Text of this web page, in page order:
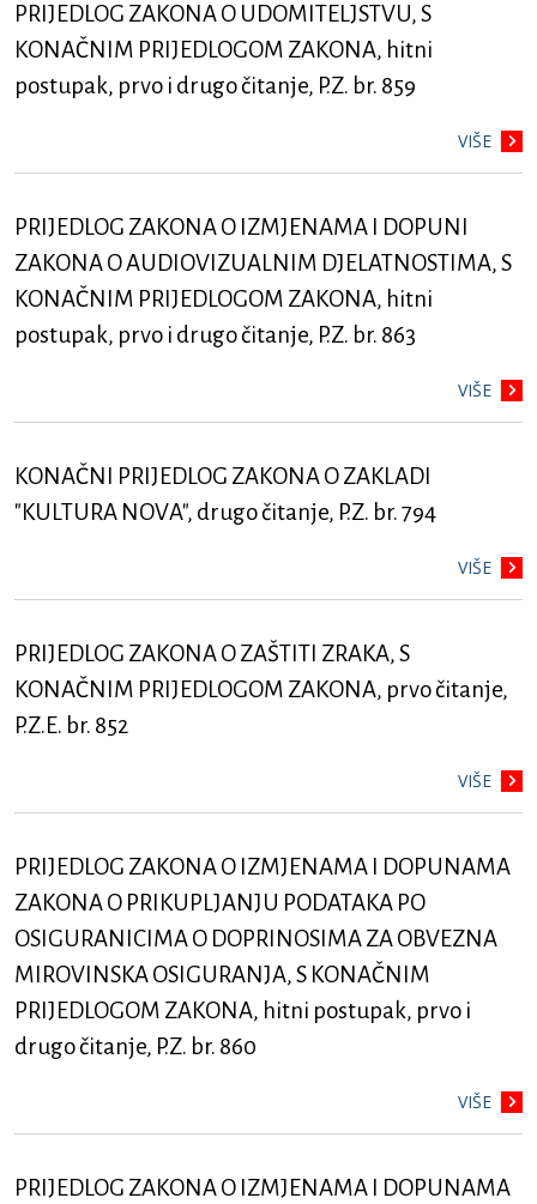
PRIJEDLOG ZAKONA O UDOMITELJSTVU, S
KONAČNIM PRIJEDLOGOM ZAKONA, hitni
postupak, prvo i drugo čitanje, P.Z. br. 859
VIŠE
PRIJEDLOG ZAKONA O IZMJENAMA I DOPUNI
ZAKONA O AUDIOVIZUALNIM DJELATNOSTIMA, S
KONAČNIM PRIJEDLOGOM ZAKONA, hitni
postupak, prvo i drugo čitanje, P.Z. br. 863
VIŠE
KONAČNI PRIJEDLOG ZAKONA O ZAKLADI
"KULTURA NOVA", drugo čitanje, P.Z. br. 794
VIŠE
PRIJEDLOG ZAKONA O ZAŠTITI ZRAKA, S
KONAČNIM PRIJEDLOGOM ZAKONA, prvo čitanje,
P.Z.E. br. 852
VIŠE
PRIJEDLOG ZAKONA O IZMJENAMA I DOPUNAMA
ZAKONA O PRIKUPLJANJU PODATAKA PO
OSIGURANICIMA O DOPRINOSIMA ZA OBVEZNA
MIROVINSKA OSIGURANJA, S KONAČNIM
PRIJEDLOGOM ZAKONA, hitni postupak, prvo i
drugo čitanje, P.Z. br. 860
VIŠE
PRIJEDLOG ZAKONA O IZMJENAMA I DOPUNAMA